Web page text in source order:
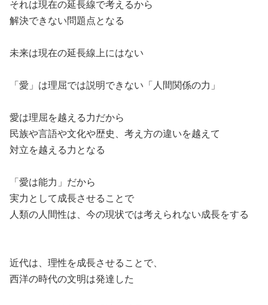
それは現在の延長線で考えるから
解決できない問題点となる
未来は現在の延長線上にはない
「愛」は理屈では説明できない「人間関係の力」
愛は理屈を越える力だから
民族や言語や文化や歴史、考え方の違いを越えて
対立を越える力となる
「愛は能力」だから
実力として成長させることで
人類の人間性は、今の現状では考えられない成長をする
近代は、理性を成長させることで、
西洋の時代の文明は発達した